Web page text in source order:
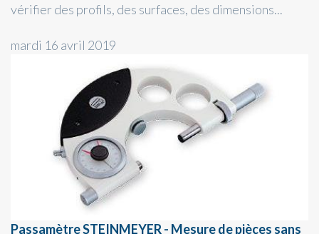
vérifier des profils, des surfaces, des dimensions...
mardi 16 avril 2019
Passamètre STEINMEYER - Mesure de pièces sans